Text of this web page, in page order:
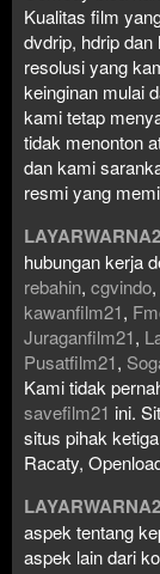
Kualitas film
dvdrip, hdrip
resolusi yang
keinginan mulai
kami tetap
tidak menonton
dan kami
resmi yang
hubungan kerja
rebahin, cgvindo,
kawanfilm21,
Juraganfilm21,
Pusatfilm21,
Kami tidak
savefilm21 ini.
situs pihak
Racaty,
aspek tentang
aspek lain dari